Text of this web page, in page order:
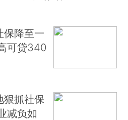
保降至一
可贷340
狠抓社保
减负如